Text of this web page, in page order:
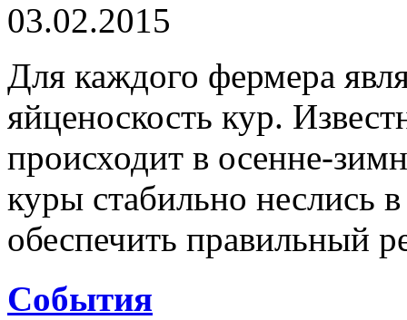
03.02.2015
Для каждого фермера
яйценоскость кур.
происходит в осенне-
куры стабильно неслись
обеспечить правильный
Cобытия